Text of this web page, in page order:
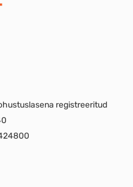
registreeritud